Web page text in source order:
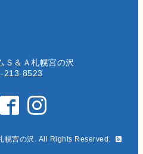
Ｓ＆Ａ札幌宮の沢
213-8523
幌宮の沢 . All Rights Reserved.